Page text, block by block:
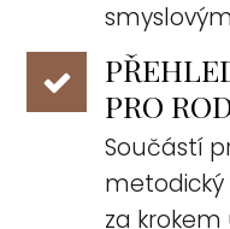
PRO
Součástí
metodický
za krokem